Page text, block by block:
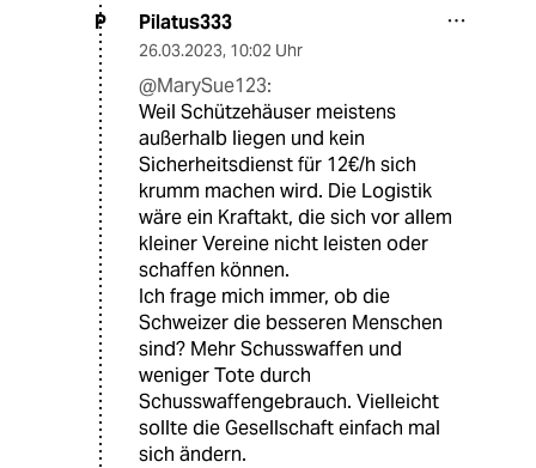
P Pilatus333
26.03.2023, 10:02 Uhr
@MarySue123:
Weil Schützehäuser meistens
außerhalb liegen und kein
Sicherheitsdienst für 12€/h sich
krumm machen wird. Die Logistik
wäre ein Kraftakt, die sich vor allem
kleiner Vereine nicht leisten oder
schaffen können.
Ich frage mich immer, ob die
Schweizer die besseren Menschen
sind? Mehr Schusswaffen und
weniger Tote durch
Schusswaffengebrauch. Vielleicht
sollte die Gesellschaft einfach mal
sich ändern.